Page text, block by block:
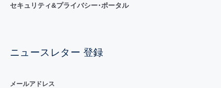
セキュリティ&プライバシー･ポータル
ニュースレター 登録
メールアドレス